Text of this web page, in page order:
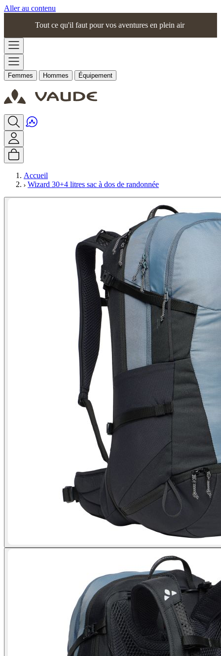
Aller au contenu
Tout ce qu'il faut pour vos aventures en plein air
Femmes Hommes Équipement
Accueil
Wizard 30+4 litres sac à dos de randonnée